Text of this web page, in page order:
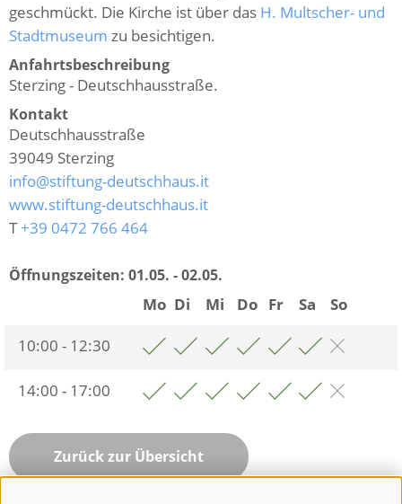
geschmückt. Die Kirche ist über das H. Multscher- und
Stadtmuseum zu besichtigen.
Anfahrtsbeschreibung
Sterzing - Deutschhausstraße.
Kontakt
Deutschhausstraße
39049 Sterzing
info@stiftung-deutschhaus.it
www.stiftung-deutschhaus.it
T+39 0472 766 464
Öffnungszeiten: 01.05. - 02.05.
Mo Di Mi Do Fr Sa
So
10:00 - 12:30
14:00 - 17:00
Zurück zur Übersicht